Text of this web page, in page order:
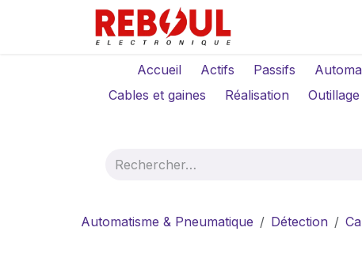
Se rendre au contenu
Accueil Actifs Passifs
Cables et gaines
Réalisation Outillage
Automatisme & Pneumatique Détection